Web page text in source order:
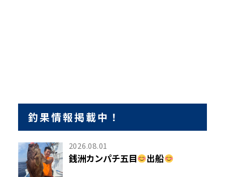
釣果情報掲載中！
2026.08.01
銭洲カンパチ五目 出船